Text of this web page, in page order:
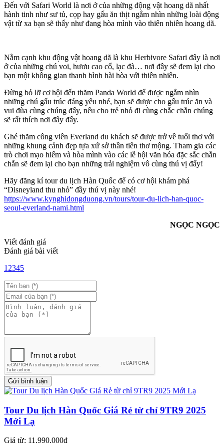
Đến với Safari World là nơi ở của những động vật hoang dã nhất
hành tinh như sư tủ, cọp hay gấu ăn thịt ngắm nhìn những loài động
vật từ xa bạn sẽ thấy như đang hòa mình vào thiên nhiên hoang dã.
Nằm cạnh khu động vật hoang dã là khu Herbivore Safari đây là nơi
ở của những chú voi, hươu cao cổ, lạc đà… nơi đây sẽ đem lại cho
bạn một không gian thanh bình hài hòa với thiên nhiên.
Đừng bỏ lỡ cơ hội đến thăm Panda World để được ngắm nhìn
những chú gấu trúc đáng yêu nhé, bạn sẽ được cho gấu trúc ăn và
vui đùa cùng chúng đấy, nếu cho trẻ nhỏ đi cùng chắc chắn chúng
sẽ rất thích nơi đây đấy.
Ghé thăm công viên Everland du khách sẽ được trở về tuổi thơ với
những khung cảnh đẹp tựa xứ sở thần tiên thơ mộng. Tham gia các
trò chơi mạo hiểm và hòa mình vào các lễ hội văn hóa đặc sắc chắn
chắn sẽ đem lại cho bạn những trải nghiệm vô cùng thú vị đấy!
Hãy đăng kí tour du lịch Hàn Quốc để có cơ hội khám phá
“Disneyland thu nhỏ” đầy thú vị này nhé!
https://www.kynghidongduong.vn/tours/tour-du-lich-han-quoc-
seoul-everland-nami.html
NGỌC NGỌC
Viết đánh giá
Đánh giá bài viết
1 2345
Tour Du lịch Hàn Quốc Giá Rẻ từ chỉ 9TR9 2025
Mới Lạ
Giá từ: 11.990.000đ